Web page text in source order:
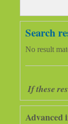
Search
No result
If these
Advanced